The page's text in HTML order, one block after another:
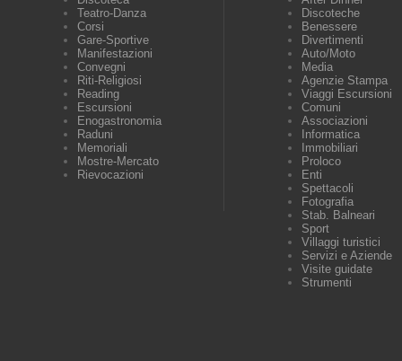
Teatro-Danza
Corsi
Gare-Sportive
Manifestazioni
Convegni
Riti-Religiosi
Reading
Escursioni
Enogastronomia
Raduni
Memoriali
Mostre-Mercato
Rievocazioni
Discoteche
Benessere
Divertimenti
Auto/Moto
Media
Agenzie Stampa
Viaggi Escursioni
Comuni
Associazioni
Informatica
Immobiliari
Proloco
Enti
Spettacoli
Fotografia
Stab. Balneari
Sport
Villaggi turistici
Servizi e Aziende
Visite guidate
Strumenti